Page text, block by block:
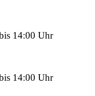
14:00 Uhr
14:00 Uhr